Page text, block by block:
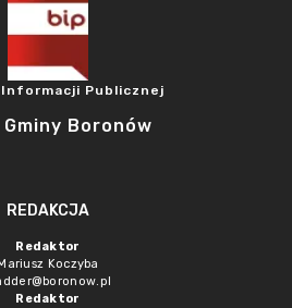
Publicznej
Gminy Boronów
REDAKCJA
Redaktor
Koczyba
Redaktor